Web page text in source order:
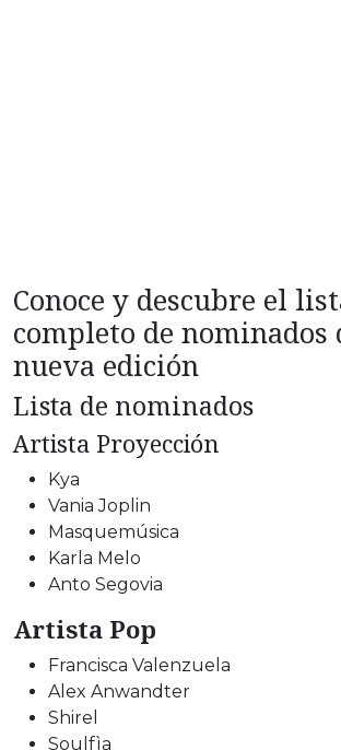
Conoce y descubre el
completo de nominados
nueva edición
Lista de nominados
Artista Proyección
Kya
Vania Joplin
Masquemúsica
Karla Melo
Anto Segovia
Artista Pop
Francisca Valenzuela
Alex Anwandter
Shirel
Soulfìa